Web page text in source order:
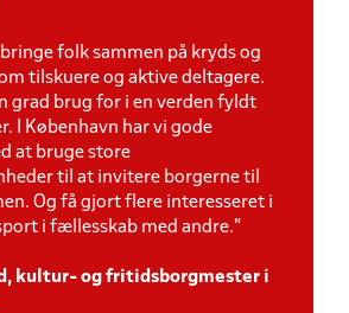
folk sammen på kryds og
tilskuere og aktive deltagere.
grad brug for i en verden fyldt
I København har vi gode
at bruge store
til at invitere borgerne til
Og få gjort flere interesseret i
i fællesskab med andre.”
kultur- og fritidsborgmester i